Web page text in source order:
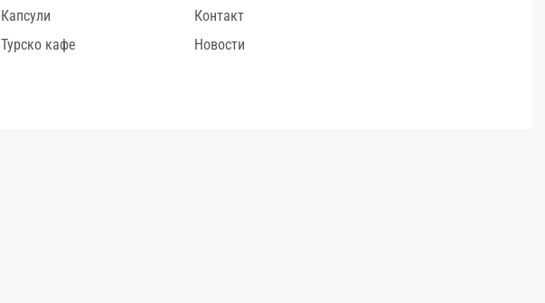
Капсули
Турско кафе
Контакт
Новости